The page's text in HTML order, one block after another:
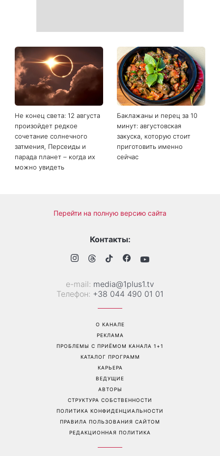
Не конец света: 12 августа
произойдет редкое
сочетание солнечного
затмения, Персеиды и
парада планет – когда их
можно увидеть
Баклажаны и перец за 10
минут: августовская
закуска, которую стоит
приготовить именно
сейчас
Перейти на полную версию сайта
Контакты:
е-mail: media@1plus1.tv
Телефон: +38 044 490 01 01
О КАНАЛЕ
РЕКЛАМА
ПРОБЛЕМЫ С ПРИЁМОМ КАНАЛА 1+1
КАТАЛОГ ПРОГРАММ
КАРЬЕРА
ВЕДУЩИЕ
АВТОРЫ
СТРУКТУРА СОБСТВЕННОСТИ
ПОЛИТИКА КОНФИДЕНЦИАЛЬНОСТИ
ПРАВИЛА ПОЛЬЗОВАНИЯ САЙТОМ
РЕДАКЦИОННАЯ ПОЛИТИКА